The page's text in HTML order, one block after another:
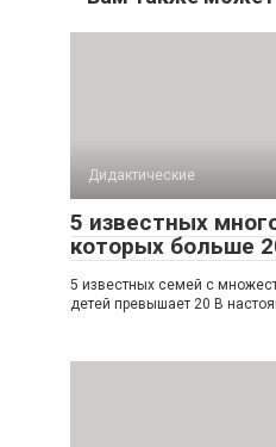
Дидактические
5 известных
которых больше
5 известных семей с
детей превышает 20 В